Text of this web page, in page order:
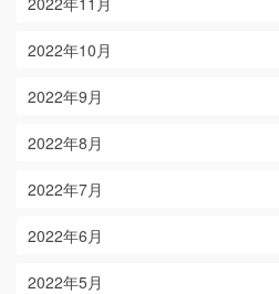
2022年10月
2022年9月
2022年8月
2022年7月
2022年6月
2022年5月